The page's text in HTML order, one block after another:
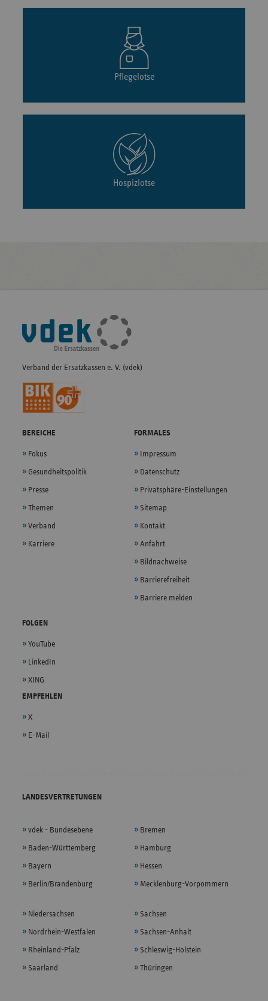
Pflegelotse
Hospizlotse
Fußleisten-
Navigation
Verband der Ersatzkassen e. V. (vdek)
BEREICHE
Fokus
Gesundheitspolitik
Presse
Themen
Verband
Karriere
FORMALES
Impressum
Datenschutz
Privatsphäre-Einstellungen
Sitemap
Kontakt
Anfahrt
Bildnachweise
Barrierefreiheit
Barriere melden
FOLGEN
YouTube
LinkedIn
XING
EMPFEHLEN
X
E-Mail
LANDESVERTRETUNGEN
vdek - Bundesebene
Baden-Württemberg
Bayern
Berlin/Brandenburg
Bremen
Hamburg
Hessen
Mecklenburg-Vorpommern
Niedersachsen
Nordrhein-Westfalen
Rheinland-Pfalz
Saarland
Sachsen
Sachsen-Anhalt
Schleswig-Holstein
Thüringen